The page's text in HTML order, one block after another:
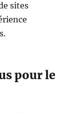
sites
pour le